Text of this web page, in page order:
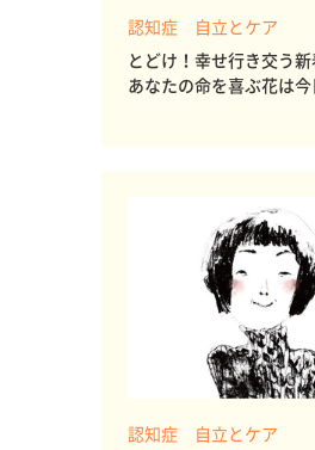
認知症 自立とケア
とどけ！幸せ行き交う
あなたの命を喜ぶ花は
認知症 自立とケア